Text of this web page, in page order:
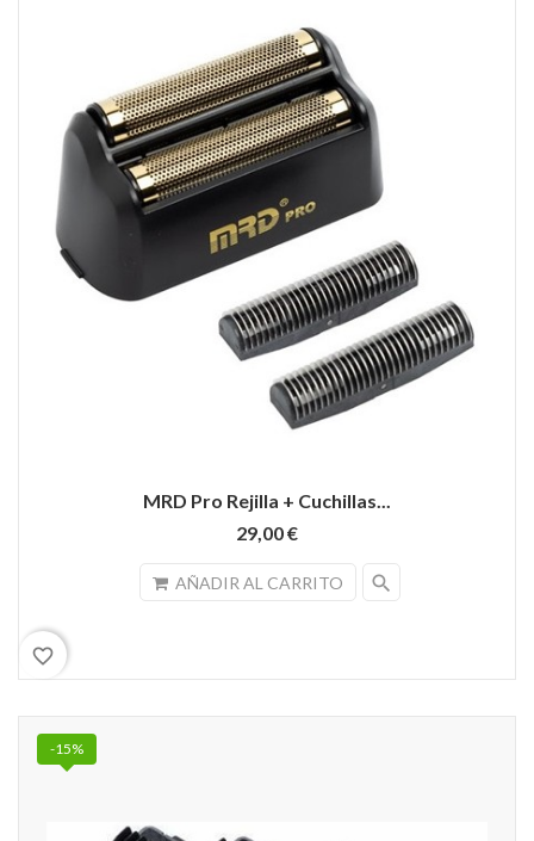
MRD Pro Rejilla + Cuchillas...
29,00 €
AÑADIR AL CARRITO search
favorite_border
-15%